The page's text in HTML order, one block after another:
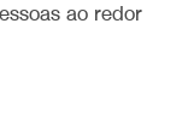
ao redor